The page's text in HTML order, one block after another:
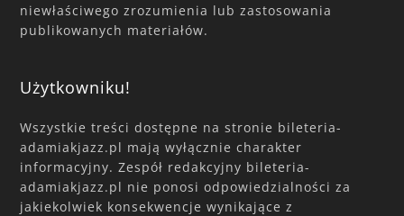
niewłaściwego zrozumienia lub zastosowania
publikowanych materiałów.
Użytkowniku!
Wszystkie treści dostępne na stronie bileteria-
adamiakjazz.pl mają wyłącznie charakter
informacyjny. Zespół redakcyjny bileteria-
adamiakjazz.pl nie ponosi odpowiedzialności za
jakiekolwiek konsekwencje wynikające z